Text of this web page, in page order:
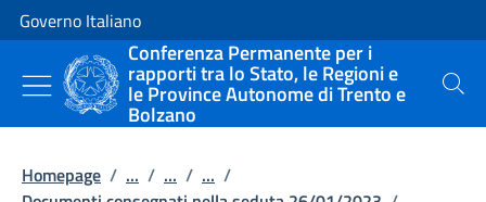
Vai al contenuto
Vai alla navigazione del sito
Governo Italiano
Conferenza Permanente per i
rapporti tra lo Stato, le Regioni e
le Province Autonome di Trento e
Bolzano
Cerca
Homepage / ... / ... / ... /